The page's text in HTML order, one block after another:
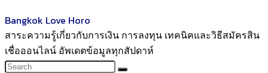
Bangkok Love Horo
สาระความรู้เกี่ยวกับการเงิน การลงทุน เทคนิคและวิธีสมัครสิน
เชื่อออนไลน์ อัพเดตข้อมูลทุกสัปดาห์